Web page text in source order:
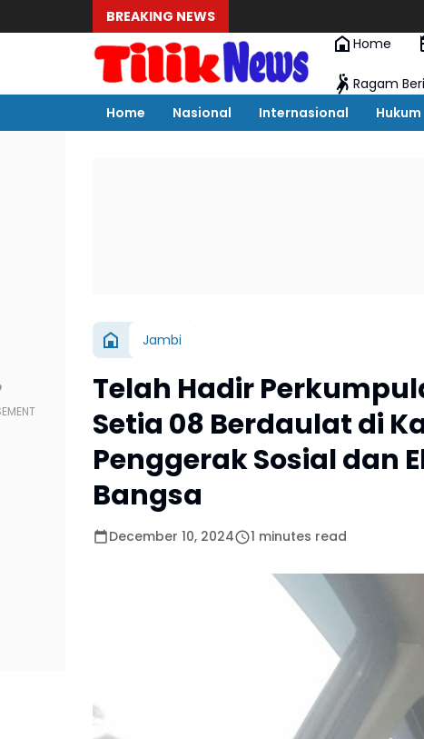
BREAKING NEWS
Home
Ragam
Home
Nasional Internasional Hukum
Jambi
Telah Hadir
Setia 08 Berdaulat di
Penggerak Sosial dan
Bangsa
December 10, 2024 1 minutes read